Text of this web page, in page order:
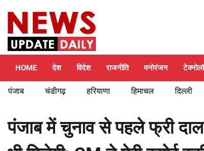
content
HOME देश विदेश राजनीति मनोरंजन
पंजाब चंडीगढ़ हरियाणा हिमाचल दिल्ली
पंजाब में चुनाव से पहले फ्री